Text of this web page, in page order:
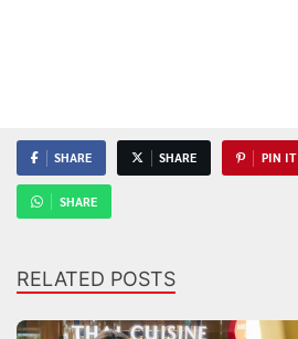
SHARE SHARE PIN IT
SHARE
RELATED POSTS